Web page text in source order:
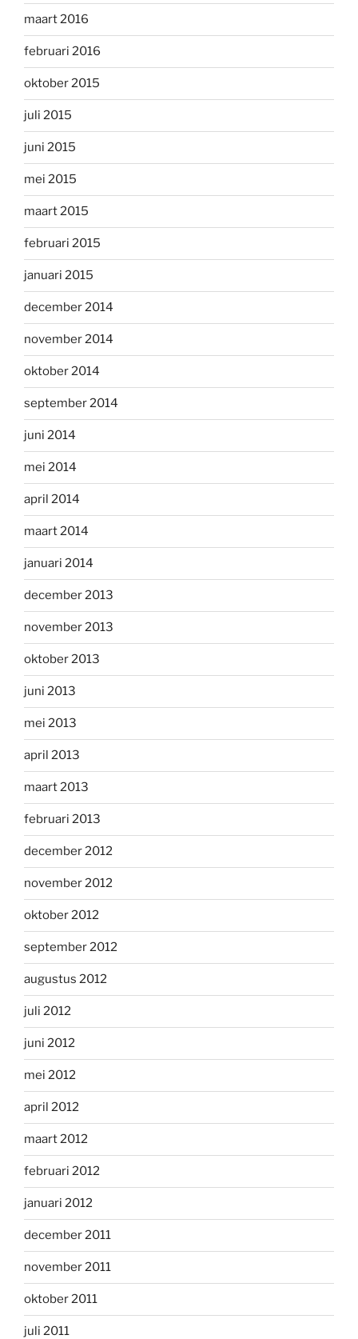
maart 2016
februari 2016
oktober 2015
juli 2015
juni 2015
mei 2015
maart 2015
februari 2015
januari 2015
december 2014
november 2014
oktober 2014
september 2014
juni 2014
mei 2014
april 2014
maart 2014
januari 2014
december 2013
november 2013
oktober 2013
juni 2013
mei 2013
april 2013
maart 2013
februari 2013
december 2012
november 2012
oktober 2012
september 2012
augustus 2012
juli 2012
juni 2012
mei 2012
april 2012
maart 2012
februari 2012
januari 2012
december 2011
november 2011
oktober 2011
juli 2011